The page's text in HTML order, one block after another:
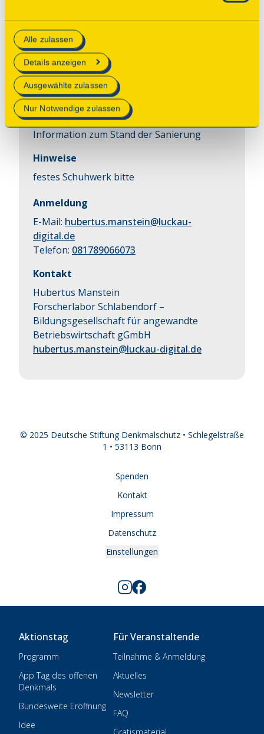
technisch notwendig und für den Betrieb der Webseite
erforderlich sind.
Mehr Informationen finden Sie in unserer
Datenschutzerklärung.
Alle zulassen
Details anzeigen
Ausgewählte zulassen
Nur Notwendige zulassen
Führung durch das Gebäude
Beginn
Sonntag, 13.09.2026 10:30 Uhr
Minuten
Information zum Stand der Sanierung
Hinweise
festes Schuhwerk bitte
Anmeldung
E-Mail: hubertus.manstein@luckau-
digital.de
Telefon: 081789066073
Kontakt
Hubertus Manstein
Forscherlabor Schlabendorf –
Bildungsgesellschaft für angewandte
Betriebswirtschaft gGmbH
hubertus.manstein@luckau-digital.de
© 2025 Deutsche Stiftung Denkmalschutz • Schlegelstraße
1 • 53113 Bonn
Spenden
Kontakt
Impressum
Datenschutz
Einstellungen
Aktionstag
Programm
App Tag des offenen
Denkmals
Bundesweite Eröffnung
Idee
Für Veranstaltende
Teilnahme & Anmeldung
Aktuelles
Newsletter
FAQ